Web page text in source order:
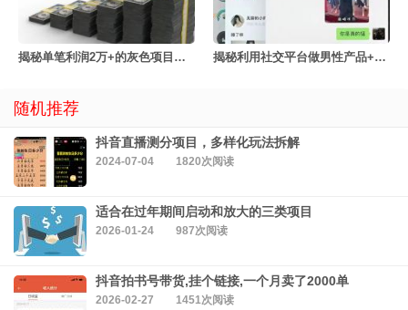
揭秘单笔利润2万+的灰色项目之债务清零 揭秘利用社交平台做男性产品+的隐秘项目
随机推荐
抖音直播测分项目，多样化玩法拆解
2024-07-04 1820次阅读
适合在过年期间启动和放大的三类项目
2026-01-24 987次阅读
抖音拍书号带货,挂个链接,一个月卖了2000单
2026-02-27 1451次阅读